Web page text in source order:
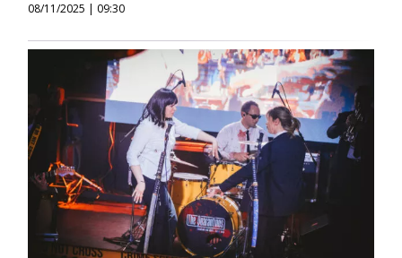
08/11/2025 | 09:30